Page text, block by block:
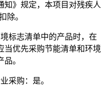
知》规定，本项目对残疾人
除。
标志清单中的产品时，在
当优先采购节能清单和环境
。
采购 ： 是。